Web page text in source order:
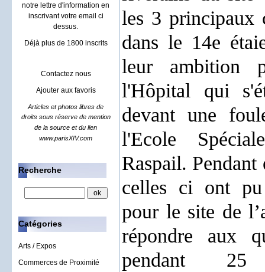
notre lettre d'information en
inscrivant votre email ci
dessus.
Déjà plus de 1800 inscrits
Contactez nous
Ajouter aux favoris
Articles et photos libres de
droits sous réserve de mention
de la source et du lien
www.parisXIV.com
Recherche
Catégories
Arts / Expos
Commerces de Proximité
les 3 principaux
dans le 14e
leur ambition
l'Hôpital qui
devant une
l'Ecole
Raspail.
celles ci ont pu
pour le site de
répondre aux
pendant 25